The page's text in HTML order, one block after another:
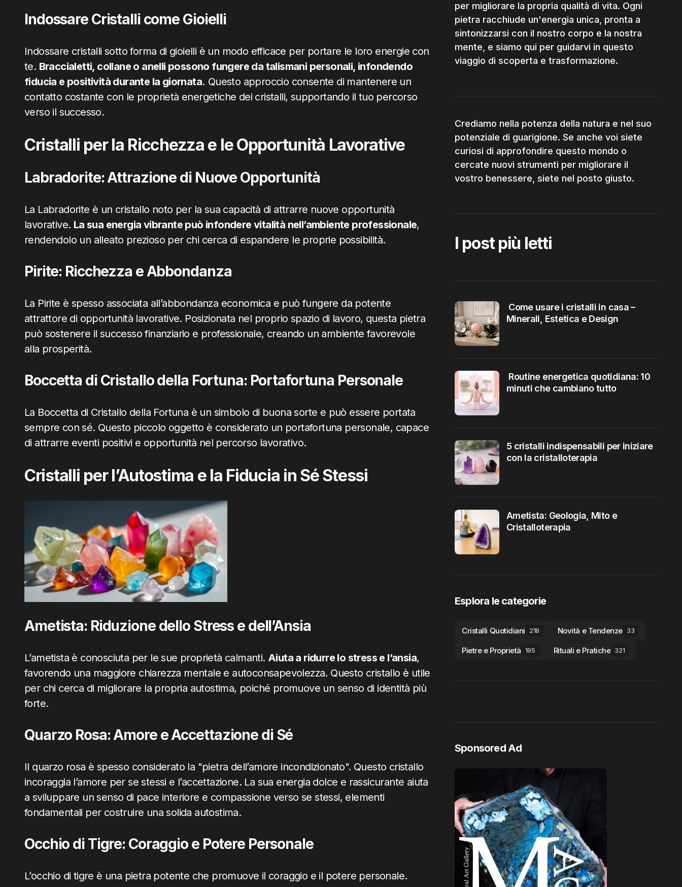
Indossare Cristalli come Gioielli
Indossare cristalli sotto forma di gioielli è un modo efficace per portare le loro energie con
te. Braccialetti, collane o anelli possono fungere da talismani personali, infondendo
fiducia e positività durante la giornata. Questo approccio consente di mantenere un
contatto costante con le proprietà energetiche dei cristalli, supportando il tuo percorso
verso il successo.
Cristalli per la Ricchezza e le Opportunità Lavorative
Labradorite: Attrazione di Nuove Opportunità
La Labradorite è un cristallo noto per la sua capacità di attrarre nuove opportunità
lavorative. La sua energia vibrante può infondere vitalità nell’ambiente professionale,
rendendolo un alleato prezioso per chi cerca di espandere le proprie possibilità.
Pirite: Ricchezza e Abbondanza
La Pirite è spesso associata all’abbondanza economica e può fungere da potente
attrattore di opportunità lavorative. Posizionata nel proprio spazio di lavoro, questa pietra
può sostenere il successo finanziario e professionale, creando un ambiente favorevole
alla prosperità.
Boccetta di Cristallo della Fortuna: Portafortuna Personale
La Boccetta di Cristallo della Fortuna è un simbolo di buona sorte e può essere portata
sempre con sé. Questo piccolo oggetto è considerato un portafortuna personale, capace
di attrarre eventi positivi e opportunità nel percorso lavorativo.
Cristalli per l’Autostima e la Fiducia in Sé Stessi
Ametista: Riduzione dello Stress e dell’Ansia
L’ametista è conosciuta per le sue proprietà calmanti. Aiuta a ridurre lo stress e l’ansia,
favorendo una maggiore chiarezza mentale e autoconsapevolezza. Questo cristallo è utile
per chi cerca di migliorare la propria autostima, poiché promuove un senso di identità più
forte.
Quarzo Rosa: Amore e Accettazione di Sé
Il quarzo rosa è spesso considerato la "pietra dell’amore incondizionato". Questo cristallo
incoraggia l’amore per se stessi e l’accettazione. La sua energia dolce e rassicurante aiuta
a sviluppare un senso di pace interiore e compassione verso se stessi, elementi
fondamentali per costruire una solida autostima.
Occhio di Tigre: Coraggio e Potere Personale
L’occhio di tigre è una pietra potente che promuove il coraggio e il potere personale.
per migliorare la propria qualità di vita. Ogni
pietra racchiude un'energia unica, pronta a
sintonizzarsi con il nostro corpo e la nostra
mente, e siamo qui per guidarvi in questo
viaggio di scoperta e trasformazione.
Crediamo nella potenza della natura e nel suo
potenziale di guarigione. Se anche voi siete
curiosi di approfondire questo mondo o
cercate nuovi strumenti per migliorare il
vostro benessere, siete nel posto giusto.
I post più letti
Come usare i cristalli in casa –
Minerali, Estetica e Design
Routine energetica quotidiana: 10
minuti che cambiano tutto
5 cristalli indispensabili per iniziare
con la cristalloterapia
Ametista: Geologia, Mito e
Cristalloterapia
Esplora le categorie
Cristalli Quotidiani 218 Novità e Tendenze 33
Pietre e Proprietà 195 Rituali e Pratiche 321
Sponsored Ad